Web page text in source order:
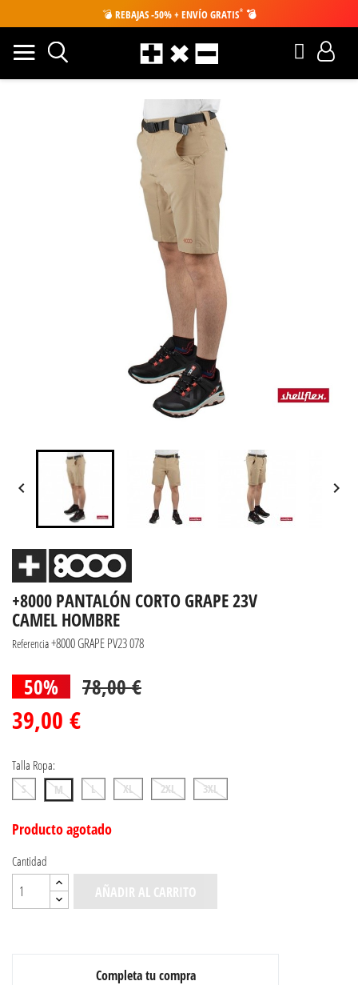
💣 REBAJAS -50% + ENVÍO GRATIS* 💣
 
+8000 PANTALÓN CORTO GRAPE 23V
CAMEL HOMBRE
Referencia+8000 GRAPE PV23 078
50% 78,00 €
39,00 €
Talla Ropa:
S M L XL 2XL 3XL
Producto agotado
Cantidad
AÑADIR AL CARRITO
Completa tu compra